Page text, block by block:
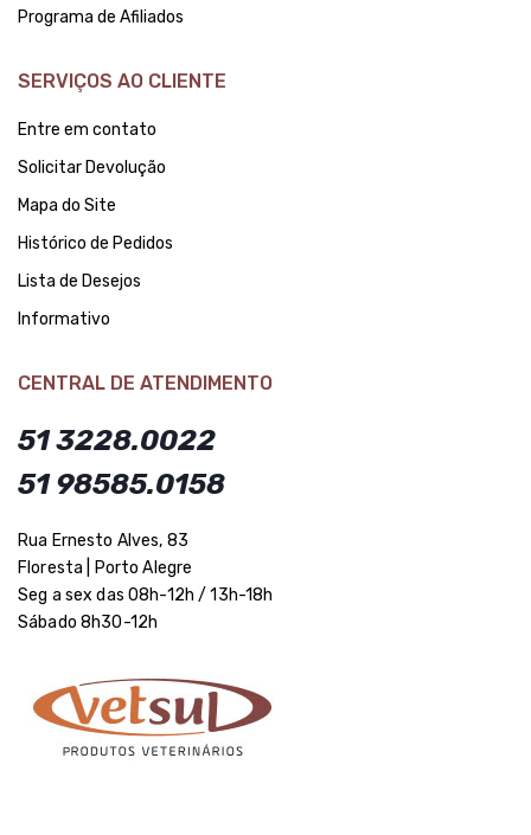
Programa de Afiliados
SERVIÇOS AO CLIENTE
Entre em contato
Solicitar Devolução
Mapa do Site
Histórico de Pedidos
Lista de Desejos
Informativo
CENTRAL DE ATENDIMENTO
51 3228.0022
51 98585.0158
Rua Ernesto Alves, 83
Floresta | Porto Alegre
Seg a sex das 08h-12h / 13h-18h
Sábado 8h30-12h